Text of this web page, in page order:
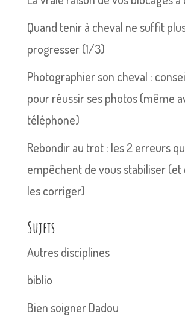
Quand tenir à cheval ne suffit
progresser (1/3)
Photographier son cheval :
pour réussir ses photos (même
téléphone)
Rebondir au trot : les 2 erreurs
empêchent de vous stabiliser
les corriger)
Sujets
Autres disciplines
biblio
Bien soigner Dadou